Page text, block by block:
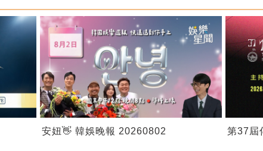
安妞👋 韓娛晚報 20260802 第37屆